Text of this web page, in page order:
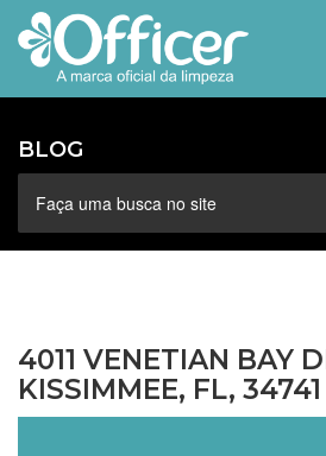
BLOG
4011 VENETIAN BAY
KISSIMMEE, FL, 34741